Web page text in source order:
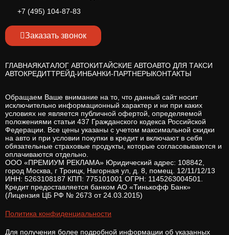
+7 (495) 104-87-83
Заказать звонок
ГЛАВНАЯКАТАЛОГ АВТОКИТАЙСКИЕ АВТОАВТО ДЛЯ ТАКСИ
АВТОКРЕДИТТРЕЙД-ИНБАНКИ-ПАРТНЕРЫКОНТАКТЫ
Обращаем Ваше внимание на то, что данный сайт носит
исключительно информационный характер и ни при каких
условиях не является публичной офертой, определяемой
положениями статьи 437 Гражданского кодекса Российской
Федерации. Все цены указаны с учетом максимальной скидки
на авто и при условии покупки в кредит и включают в себя
обязательные страховые продукты, которые согласовываются и
оплачиваются отдельно.
ООО «ПРЕМИУМ РЕКЛАМА» Юридический адрес: 108842,
город Москва, г Троицк, Нагорная ул, д. 8, помещ. 12/11/12/13
ИНН: 5263108187 КПП: 775101001 ОГРН: 1145263004501.
Кредит предоставляется банком АО «Тинькофф Банк»
(Лицензия ЦБ РФ № 2673 от 24.03.2015)
Политика конфиденциальности
Для получения более подробной информации об указанных